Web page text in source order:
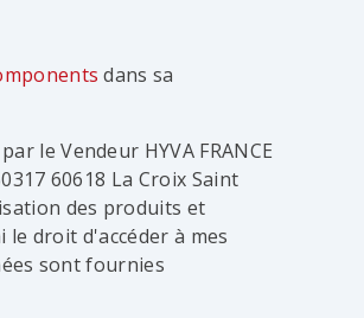
dans sa
le Vendeur HYVA FRANCE
60618 La Croix Saint
des produits et
le droit d'accéder à mes
sont fournies